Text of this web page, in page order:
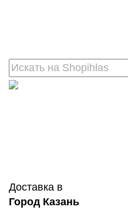
Доставка в
Город Казань